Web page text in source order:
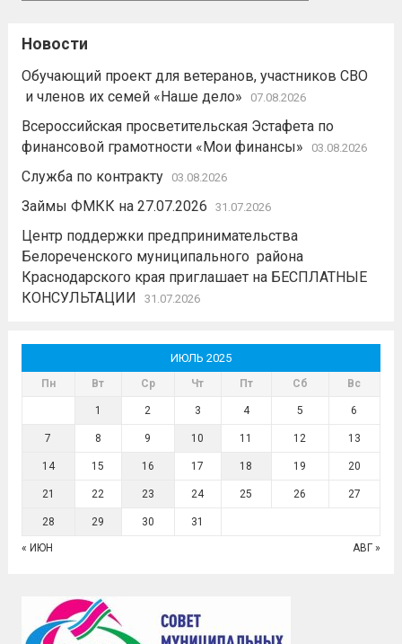
Новости
Обучающий проект для ветеранов, участников СВО
и членов их семей «Наше дело»
07.08.2026
Всероссийская просветительская Эстафета по
финансовой грамотности «Мои финансы»
03.08.2026
Служба по контракту 03.08.2026
Займы ФМКК на 27.07.2026 31.07.2026
Центр поддержки предпринимательства
Белореченского муниципального района
Краснодарского края приглашает на БЕСПЛАТНЫЕ
КОНСУЛЬТАЦИИ
31.07.2026
ИЮЛЬ 2025
Пн Вт Ср Чт Пт Сб Вс
1 2 3 4 5 6
7 8 9 10 11 12 13
14 15 16 17 18 19 20
21 22 23 24 25 26 27
28 29 30 31
« ИЮН АВГ »